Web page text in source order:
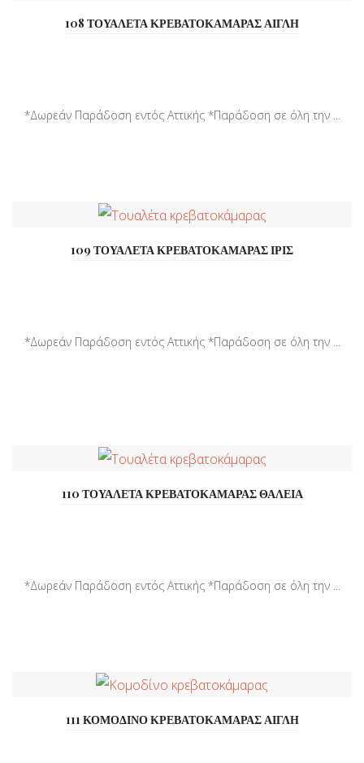
108 ΤΟΥΑΛΕΤΑ ΚΡΕΒΑΤΟΚΑΜΑΡΑΣ ΑΙΓΛΗ
*Δωρεάν Παράδοση εντός Αττικής *Παράδοση σε όλη την ...
109 ΤΟΥΑΛΕΤΑ ΚΡΕΒΑΤΟΚΑΜΑΡΑΣ ΙΡΙΣ
*Δωρεάν Παράδοση εντός Αττικής *Παράδοση σε όλη την ...
110 ΤΟΥΑΛΕΤΑ ΚΡΕΒΑΤΟΚΑΜΑΡΑΣ ΘΑΛΕΙΑ
*Δωρεάν Παράδοση εντός Αττικής *Παράδοση σε όλη την ...
111 ΚΟΜΟΔΙΝΟ ΚΡΕΒΑΤΟΚΑΜΑΡΑΣ ΑΙΓΛΗ